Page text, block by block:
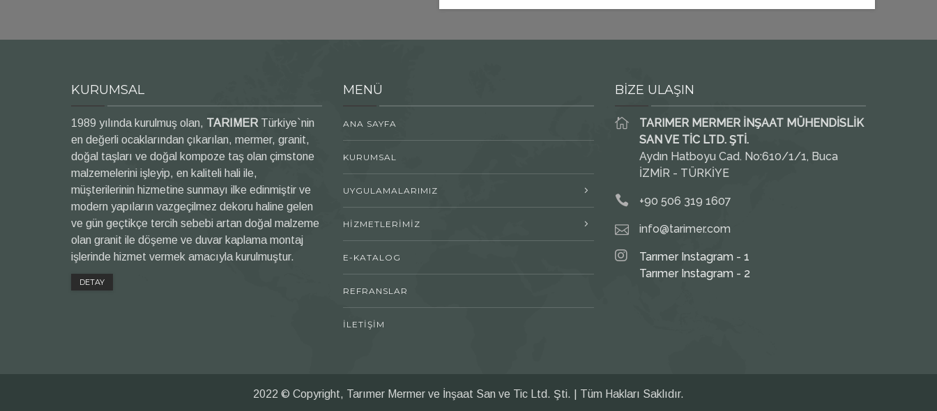
KURUMSAL
1989 yılında kurulmuş olan, TARIMER Türkiye`nin
en değerli ocaklarından çıkarılan, mermer, granit,
doğal taşları ve doğal kompoze taş olan çimstone
malzemelerini işleyip, en kaliteli hali ile,
müşterilerinin hizmetine sunmayı ilke edinmiştir ve
modern yapıların vazgeçilmez dekoru haline gelen
ve gün geçtikçe tercih sebebi artan doğal malzeme
olan granit ile döşeme ve duvar kaplama montaj
işlerinde hizmet vermek amacıyla kurulmuştur.
DETAY
MENÜ
ANA SAYFA
KURUMSAL
UYGULAMALARIMIZ
HİZMETLERİMİZ
E-KATALOG
REFRANSLAR
İLETİŞİM
BİZE ULAŞIN
TARIMER MERMER İNŞAAT MÜHENDİSLİK
SAN VE TİC LTD. ŞTİ.
Aydın Hatboyu Cad. No:610/1/1, Buca
İZMİR - TÜRKİYE
+90 506 319 1607
info@tarimer.com
Tarımer Instagram - 1
Tarımer Instagram - 2
2022 © Copyright, Tarımer Mermer ve İnşaat San ve Tic Ltd. Şti. | Tüm Hakları Saklıdır.